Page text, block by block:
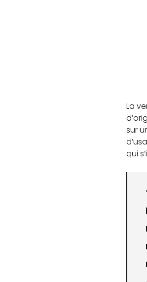
La
sur
qui